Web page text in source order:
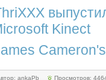
Kinect
ankaPb Просмотров: